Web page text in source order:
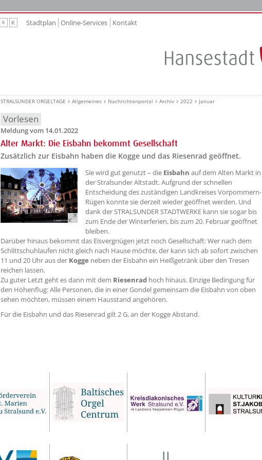
K K Stadtplan Online-Services Kontakt
STRALSUNDER ORGELTAGE Allgemeines Nachrichtenportal Archiv 2022 Januar
Vorlesen
Meldung vom 14.01.2022
Alter Markt: Die Eisbahn bekommt Gesellschaft
Zusätzlich zur Eisbahn haben die Kogge und das Riesenrad geöffnet.
Sie wird gut genutzt – die Eisbahn auf dem Alten Markt in
der Stralsunder Altstadt. Aufgrund der schnellen
Entscheidung des zuständigen Landkreises Vorpommern-
Rügen konnte sie derzeit wieder geöffnet werden. Und
dank der STRALSUNDER STADTWERKE kann sie sogar bis
zum Ende der Winterferien, bis zum 20. Februar geöffnet
bleiben.
Darüber hinaus bekommt das Eisvergnügen jetzt noch Gesellschaft: Wer nach dem
Schlittschuhlaufen nicht gleich nach Hause möchte, der kann sich ab sofort zwischen
11 und 20 Uhr aus der Kogge neben der Eisbahn ein Heißgetränk über den Tresen
reichen lassen.
Zu guter Letzt geht es dann mit dem Riesenrad hoch hinaus. Einzige Bedingung für
den Höhenflug: Alle Personen, die in einer Gondel gemeinsam die Eisbahn von oben
sehen möchten, müssen einem Hausstand angehören.
Für die Eisbahn und das Riesenrad gilt 2 G, an der Kogge Abstand.